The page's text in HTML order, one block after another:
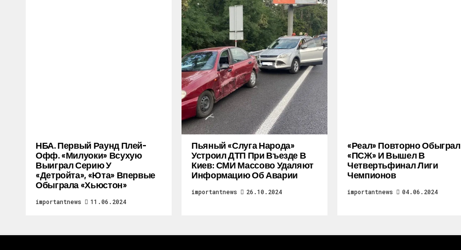
НБА. Первый Раунд Плей-
Офф. «Милуоки» Всухую
Выиграл Серию У
«Детройта», «Юта» Впервые
Обыграла «Хьюстон»
importantnews 11.06.2024
Пьяный «слуга Народа»
Устроил ДТП При Въезде В
Киев: СМИ Массово Удаляют
Информацию Об Аварии
importantnews 26.10.2024
«Реал» Повторно Обыграл
«ПСЖ» И Вышел В
Четвертьфинал Лиги
Чемпионов
importantnews 04.06.2024